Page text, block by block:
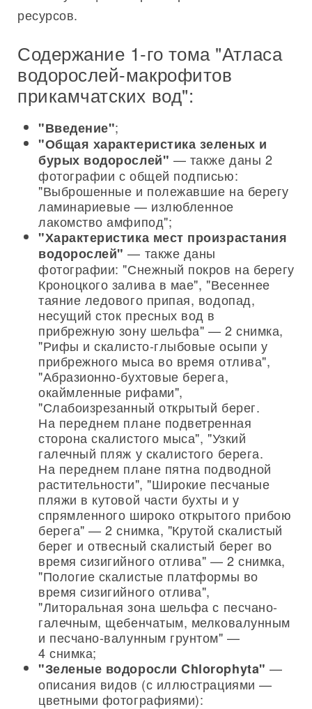
ресурсов.
Содержание 1-го тома "Атласа
водорослей-макрофитов
прикамчатских вод":
"Введение";
"Общая характеристика зеленых и
бурых водорослей" — также даны 2
фотографии с общей подписью:
"Выброшенные и полежавшие на берегу
ламинариевые — излюбленное
лакомство амфипод";
"Характеристика мест произрастания
водорослей" — также даны
фотографии: "Снежный покров на берегу
Кроноцкого залива в мае", "Весеннее
таяние ледового припая, водопад,
несущий сток пресных вод в
прибрежную зону шельфа" — 2 снимка,
"Рифы и скалисто-глыбовые осыпи у
прибрежного мыса во время отлива",
"Абразионно-бухтовые берега,
окаймленные рифами",
"Слабоизрезанный открытый берег.
На переднем плане подветренная
сторона скалистого мыса", "Узкий
галечный пляж у скалистого берега.
На переднем плане пятна подводной
растительности", "Широкие песчаные
пляжи в кутовой части бухты и у
спрямленного широко открытого прибою
берега" — 2 снимка, "Крутой скалистый
берег и отвесный скалистый берег во
время сизигийного отлива" — 2 снимка,
"Пологие скалистые платформы во
время сизигийного отлива",
"Литоральная зона шельфа с песчано-
галечным, щебенчатым, мелковалунным
и песчано-валунным грунтом" —
4 снимка;
"Зеленые водоросли Chlorophyta" —
описания видов (с иллюстрациями —
цветными фотографиями):